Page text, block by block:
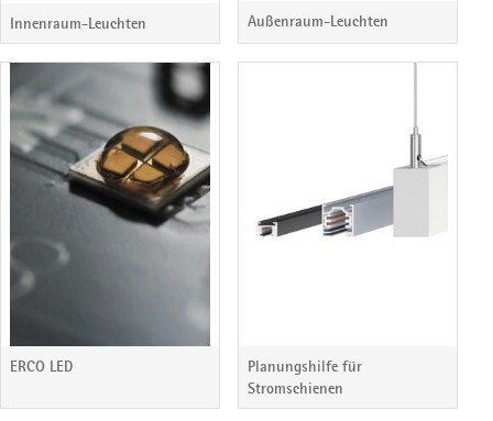
Innenraum-Leuchten Außenraum-Leuchten
ERCO LED
Planungshilfe für
Stromschienen